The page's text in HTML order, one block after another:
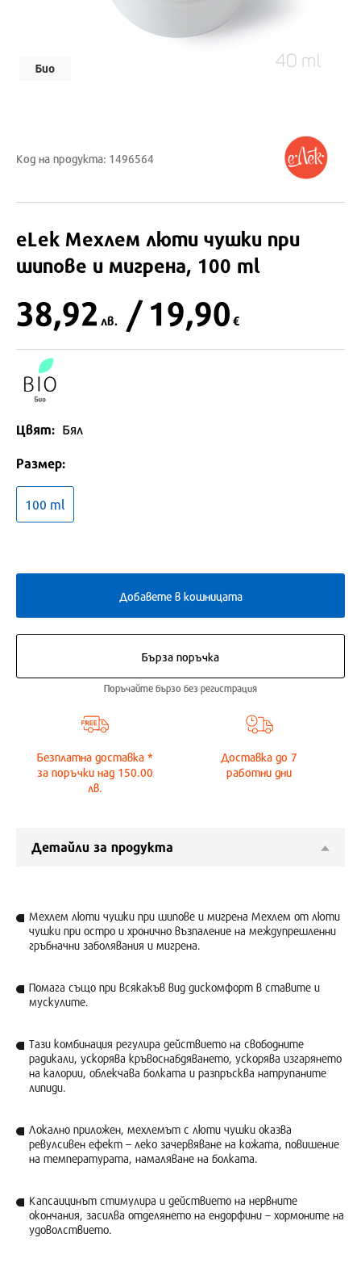
Био
Код на продукта: 1496564
eLek Мехлем люти чушки при
шипове и мигрена, 100 ml
38,92 лв. / 19,90 €
Цвят: Бял
Размер:
100 ml
Добавете в кошницата
Бърза поръчка
Поръчайте бързо без регистрация
Безплатна доставка *
за поръчки над 150.00
лв.
Доставка до7
работни дни
Детайли за продукта
Мехлем люти чушки при шипове и мигрена Мехлем от люти
чушки при остро и хронично възпаление на междупрешленни
гръбначни заболявания и мигрена.
Помага също при всякакъв вид дискомфорт в ставите и
мускулите.
Тази комбинация регулира действието на свободните
радикали, ускорява кръвоснабдяването, ускорява изгарянето
на калории, облекчава болката и разпръсква натрупаните
липиди.
Локално приложен, мехлемът с люти чушки оказва
ревулсивен ефект – леко зачервяване на кожата, повишение
на температурата, намаляване на болката.
Капсаицинът стимулира и действието на нервните
окончания, засилва отделянето на ендорфини – хормоните на
удоволствието.